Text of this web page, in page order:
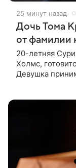
25 минут назад
Дочь Тома
от фамилии
20-летняя
Холмс,
Девушка